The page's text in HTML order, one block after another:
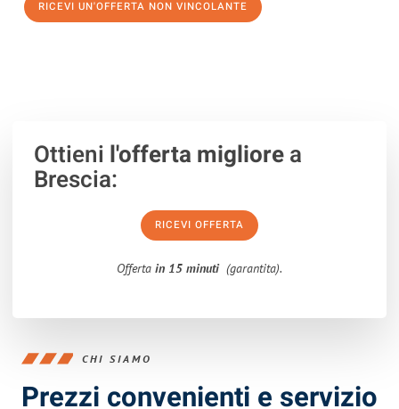
RICEVI UN'OFFERTA NON VINCOLANTE
Ottieni l'offerta migliorea
Brescia:
RICEVI OFFERTA
Offerta in 15 minuti (garantita).
CHI SIAMO
Prezzi convenienti e servizio